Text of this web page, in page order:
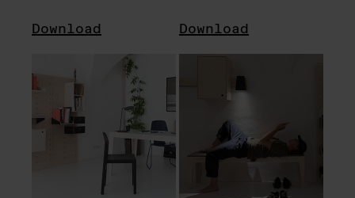
Download Download